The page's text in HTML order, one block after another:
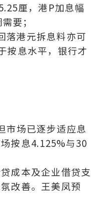
厘，港P加息幅
要；
落港元拆息料亦可
按息水平，银行才
市场已逐步适应息
按息4.125%与30
成本及企业借贷支
改善。王美凤预